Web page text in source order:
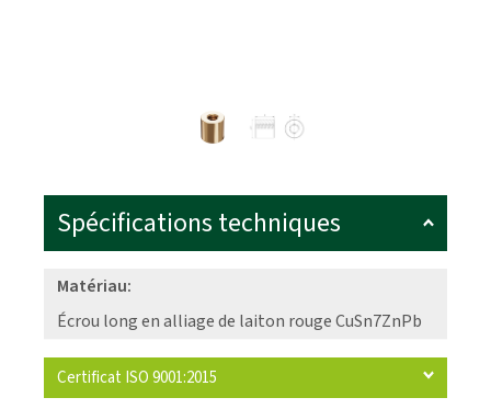
Spécifications techniques
Matériau:
Écrou long en alliage de laiton rouge CuSn7ZnPb
Certificat ISO 9001:2015